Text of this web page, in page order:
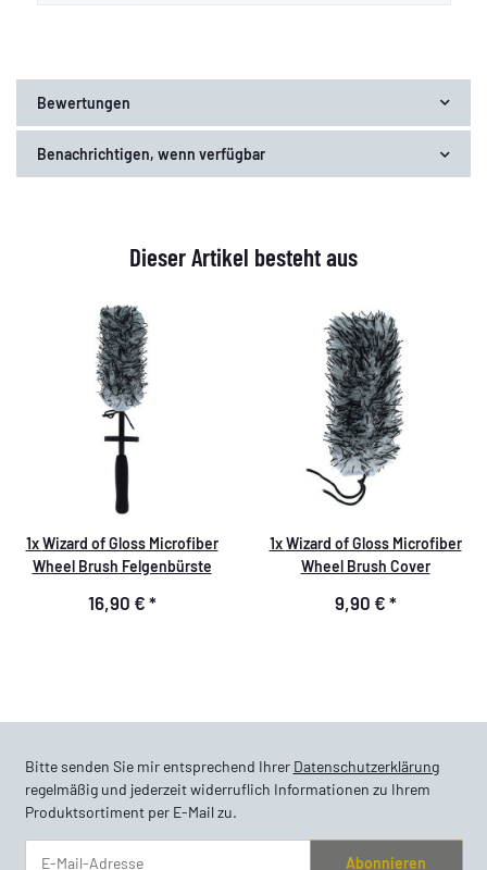
Bewertungen
Benachrichtigen, wenn verfügbar
Dieser Artikel besteht aus
1xWizard of Gloss Microfiber
Wheel Brush Felgenbürste
16,90 € *
1xWizard of Gloss Microfiber
Wheel Brush Cover
9,90 € *
Bitte senden Sie mir entsprechend Ihrer Datenschutzerklärung
regelmäßig und jederzeit widerruflich Informationen zu Ihrem
Produktsortiment per E-Mail zu.
Abonnieren